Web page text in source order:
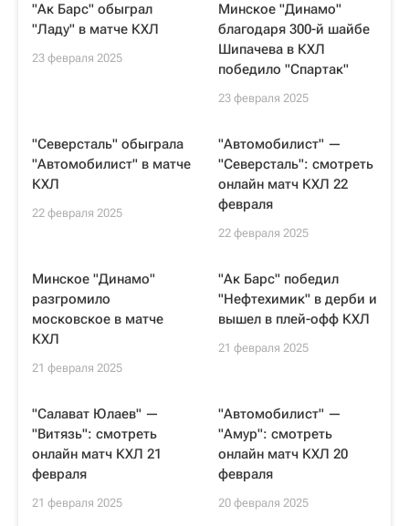
"Ак Барс" обыграл
"Ладу" в матче КХЛ
23 февраля 2025
Минское "Динамо"
благодаря 300-й шайбе
Шипачева в КХЛ
победило "Спартак"
23 февраля 2025
"Северсталь" обыграла
"Автомобилист" в матче
КХЛ
22 февраля 2025
"Автомобилист" —
"Северсталь": смотреть
онлайн матч КХЛ 22
февраля
22 февраля 2025
Минское "Динамо"
разгромило
московское в матче
КХЛ
21 февраля 2025
"Ак Барс" победил
"Нефтехимик" в дерби и
вышел в плей-офф КХЛ
21 февраля 2025
"Салават Юлаев" —
"Витязь": смотреть
онлайн матч КХЛ 21
февраля
21 февраля 2025
"Автомобилист" —
"Амур": смотреть
онлайн матч КХЛ 20
февраля
20 февраля 2025